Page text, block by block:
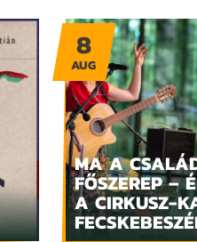
MA A
FŐSZEREP –
A CIRKUSZ-
8
AUG